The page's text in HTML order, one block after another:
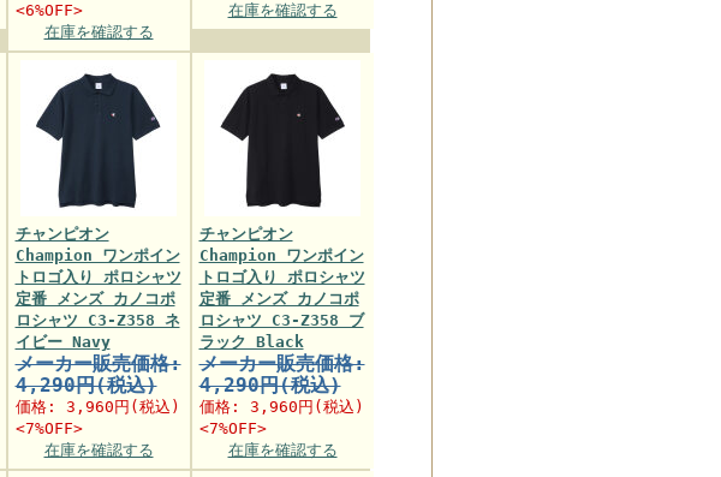
<6%OFF>
在庫を確認する
在庫を確認する
チャンピオン
Champion ワンポイン
トロゴ入り ポロシャツ
定番 メンズ カノコポ
ロシャツ C3-Z358 ネ
イビー Navy
メーカー販売価格:
4,290円(税込)
価格: 3,960円 (税込)
<7%OFF>
在庫を確認する
チャンピオン
Champion ワンポイン
トロゴ入り ポロシャツ
定番 メンズ カノコポ
ロシャツ C3-Z358 ブ
ラック Black
メーカー販売価格:
4,290円(税込)
価格: 3,960円 (税込)
<7%OFF>
在庫を確認する